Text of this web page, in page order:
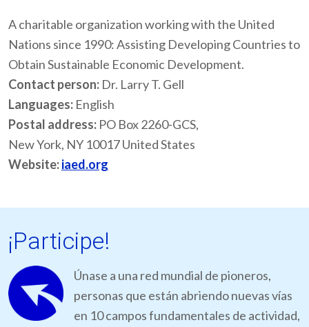
A charitable organization working with the United
Nations since 1990: Assisting Developing Countries to
Obtain Sustainable Economic Development.
Contact person: Dr. Larry T. Gell
Languages: English
Postal address: PO Box 2260-GCS,
New York, NY 10017 United States
Website:iaed.org
¡Participe!
Únase a una red mundial de pioneros,
personas que están abriendo nuevas vías
en 10 campos fundamentales de actividad,